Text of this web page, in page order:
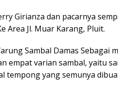
Girianza dan pacarnya
Area Jl. Muar Karang, Pluit.
Sambal Damas Sebagai
empat varian sambal, yaitu
tempong yang semunya